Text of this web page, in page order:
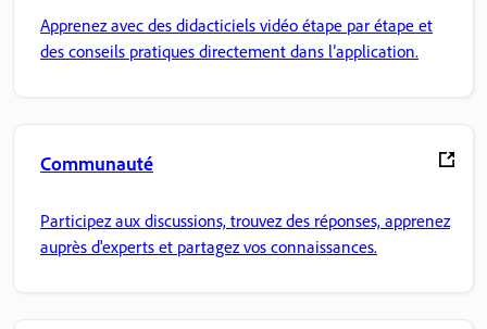
Apprenez avec des didacticiels vidéo étape par étape et
des conseils pratiques directement dans l’application.
Communauté
Participez aux discussions, trouvez des réponses, apprenez
auprès d'experts et partagez vos connaissances.